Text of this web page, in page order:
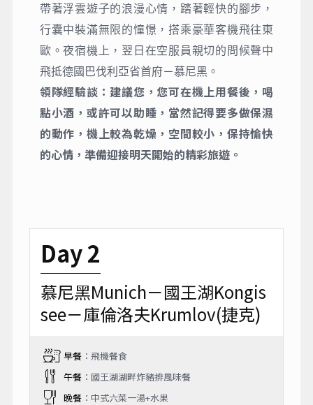
帶著浮雲遊子的浪漫心情，踏著輕快的腳步，
行囊中裝滿無限的憧憬，搭乘豪華客機飛往東
歐。夜宿機上，翌日在空服員親切的問候聲中
飛抵德國巴伐利亞省首府－慕尼黑。
領隊經驗談：建議您，您可在機上用餐後，喝
點小酒，或許可以助睡，當然記得要多做保濕
的動作，機上較為乾燥，空間較小，保持愉快
的心情，準備迎接明天開始的精彩旅遊。
Day 2
慕尼黑Munich－國王湖Kongis
see－庫倫洛夫Krumlov(捷克)
早餐：飛機餐食
午餐：國王湖湖畔炸豬排風味餐
晚餐：中式六菜一湯+水果